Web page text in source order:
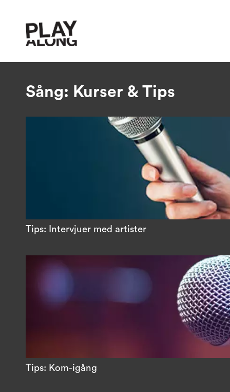
Sång: Kurser & Tips
Tips: Intervjuer med artister
Tips: Kom-igång